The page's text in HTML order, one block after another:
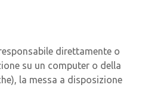
direttamente o
su un computer o della
la messa a disposizione